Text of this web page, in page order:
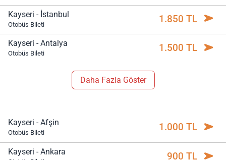
Kayseri - İstanbul
Otobüs Bileti 1.850 TL
Kayseri - Antalya
Otobüs Bileti 1.500 TL
Daha Fazla Göster
Kayseri - Afşin
Otobüs Bileti 1.000 TL
Kayseri - Ankara 900 TL